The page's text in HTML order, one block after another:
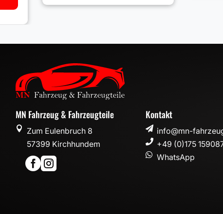
MN Fahrzeug & Fahrzeugteile

Zum Eulenbruch 8
57399 Kirchhundem

Kontakt
 info@mn-
 +49 (0)175
 WhatsApp